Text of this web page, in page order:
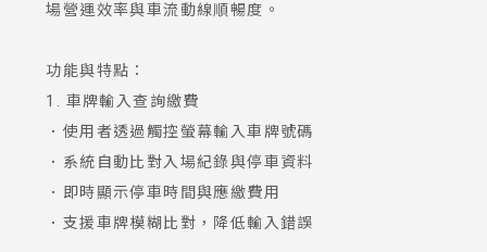
場營運效率與車流動線順暢度。
功能與特點：
1. 車牌輸入查詢繳費
．使用者透過觸控螢幕輸入車牌號碼
．系統自動比對入場紀錄與停車資料
．即時顯示停車時間與應繳費用
．支援車牌模糊比對，降低輸入錯誤